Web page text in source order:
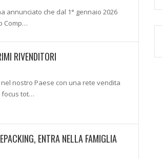
annunciato che dal 1° gennaio 2026
Comp…
RIVENDITORI
nostro Paese con una rete vendita
focus tot…
ENTRA NELLA FAMIGLIA